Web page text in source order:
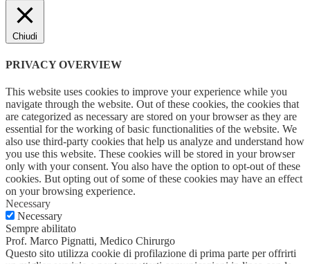
Chiudi
PRIVACY OVERVIEW
This website uses cookies to improve your experience while you
navigate through the website. Out of these cookies, the cookies that
are categorized as necessary are stored on your browser as they are
essential for the working of basic functionalities of the website. We
also use third-party cookies that help us analyze and understand how
you use this website. These cookies will be stored in your browser
only with your consent. You also have the option to opt-out of these
cookies. But opting out of some of these cookies may have an effect
on your browsing experience.
Necessary
Necessary
Sempre abilitato
Prof. Marco Pignatti, Medico Chirurgo
Questo sito utilizza cookie di profilazione di prima parte per offrirti